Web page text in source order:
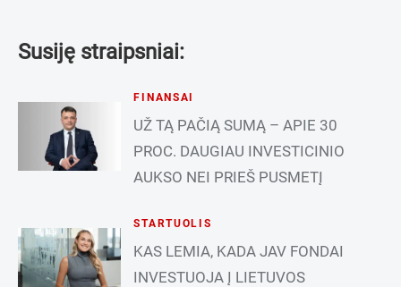
Susiję straipsniai:
FINANSAI
UŽ TĄ PAČIĄ SUMĄ – APIE 30
PROC. DAUGIAU INVESTICINIO
AUKSO NEI PRIEŠ PUSMETĮ
STARTUOLIS
KAS LEMIA, KADA JAV FONDAI
INVESTUOJA Į LIETUVOS